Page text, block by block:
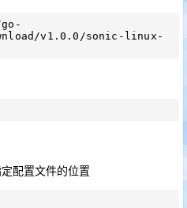
v1.0.0/sonic-linux-
配置文件的位置